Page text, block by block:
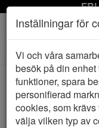
Toggle
navigation
HEM PUMA
Inställningar för
Vi och våra
besök på din
funktioner, spara
personifierad
cookies, som
välja vilken typ av